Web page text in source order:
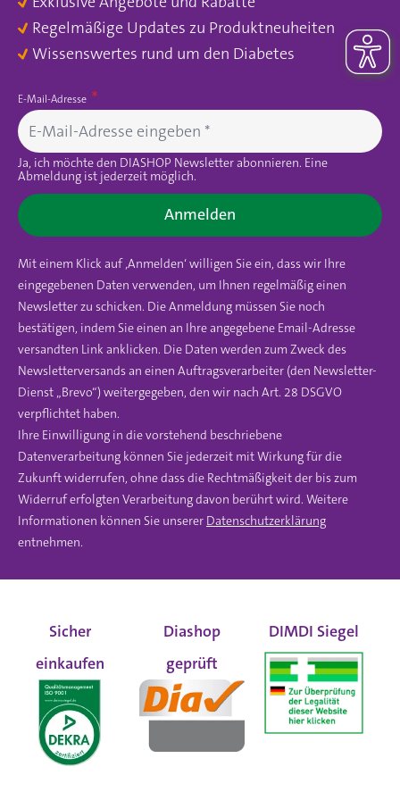
Regelmäßige Updates zu Produktneuheiten
Wissenswertes rund um den Diabetes
E-Mail-Adresse
Ja, ich möchte den DIASHOP Newsletter abonnieren. Eine
Abmeldung ist jederzeit möglich.
Anmelden
Mit einem Klick auf ‚Anmelden‘ willigen Sie ein, dass wir Ihre
eingegebenen Daten verwenden, um Ihnen regelmäßig einen
Newsletter zu schicken. Die Anmeldung müssen Sie noch
bestätigen, indem Sie einen an Ihre angegebene Email-Adresse
versandten Link anklicken. Die Daten werden zum Zweck des
Newsletterversands an einen Auftragsverarbeiter (den Newsletter-
Dienst „Brevo“) weitergegeben, den wir nach Art. 28 DSGVO
verpflichtet haben.
Ihre Einwilligung in die vorstehend beschriebene
Datenverarbeitung können Sie jederzeit mit Wirkung für die
Zukunft widerrufen, ohne dass die Rechtmäßigkeit der bis zum
Widerruf erfolgten Verarbeitung davon berührt wird. Weitere
Informationen können Sie unserer Datenschutzerklärung
entnehmen.
Sicher
einkaufen
Diashop
geprüft
DIMDI Siegel